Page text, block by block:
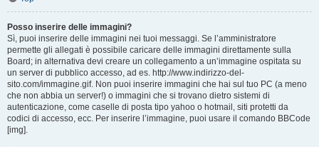
Posso inserire delle immagini?
Sì, puoi inserire delle immagini nei tuoi messaggi. Se l’amministratore
permette gli allegati è possibile caricare delle immagini direttamente sulla
Board; in alternativa devi creare un collegamento a un’immagine ospitata su
un server di pubblico accesso, ad es. http://www.indirizzo-del-
sito.com/immagine.gif. Non puoi inserire immagini che hai sul tuo PC (a meno
che non abbia un server!) o immagini che si trovano dietro sistemi di
autenticazione, come caselle di posta tipo yahoo o hotmail, siti protetti da
codici di accesso, ecc. Per inserire l’immagine, puoi usare il comando BBCode
[img].